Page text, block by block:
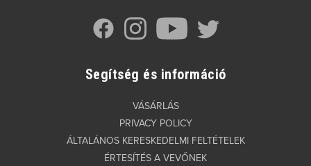
Segítség és információ
VÁSÁRLÁS
PRIVACY POLICY
ÁLTALÁNOS KERESKEDELMI FELTÉTELEK
ÉRTESÍTÉS A VEVŐNEK